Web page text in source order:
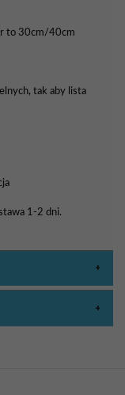
to 30cm/40cm
tak aby lista
1-2 dni.